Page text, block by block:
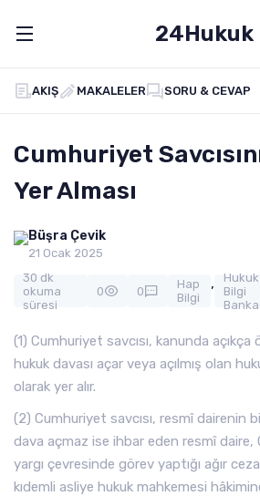
24Hukuk
AKIŞ MAKALELER SORU & CEVAP
Cumhuriyet
Yer Alması
Büşra Çevik
21 Ocak 2025
30 dk
okuma
süresi
0 0
Hap
Bilgi
,
Hukuk
Bilgi
(1) Cumhuriyet savcısı, kanunda
hukuk davası açar veya açılmış olan
olarak yer alır.
(2) Cumhuriyet savcısı, resmî dairenin
dava açmaz ise ihbar eden resmî daire,
yargı çevresinde görev yaptığı ağır
kıdemli asliye hukuk mahkemesi